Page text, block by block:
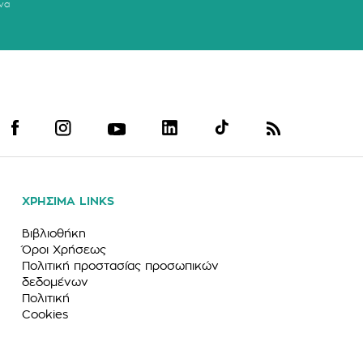
ΧΡΗΣΙΜΑ LINKS
Βιβλιοθήκη
Όροι Χρήσεως
Πολιτική προστασίας προσωπικών
δεδομένων
Πολιτική
Cookies